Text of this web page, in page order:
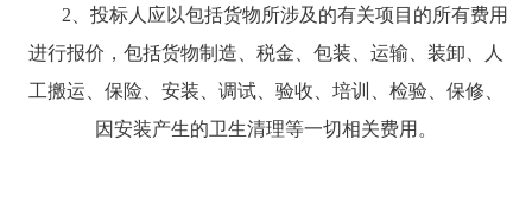
2、投标人应以包括货物所涉及的有关项目的所有费用
进行报价，包括货物制造、税金、包装、运输、装卸、人
工搬运、保险、安装、调试、验收、培训、检验、保修、
因安装产生的卫生清理等一切相关费用。